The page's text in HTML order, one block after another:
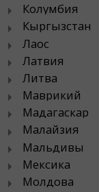
Колумбия
Кыргызстан
Лаос
Латвия
Литва
Маврикий
Мадагаскар
Малайзия
Мальдивы
Мексика
Молдова